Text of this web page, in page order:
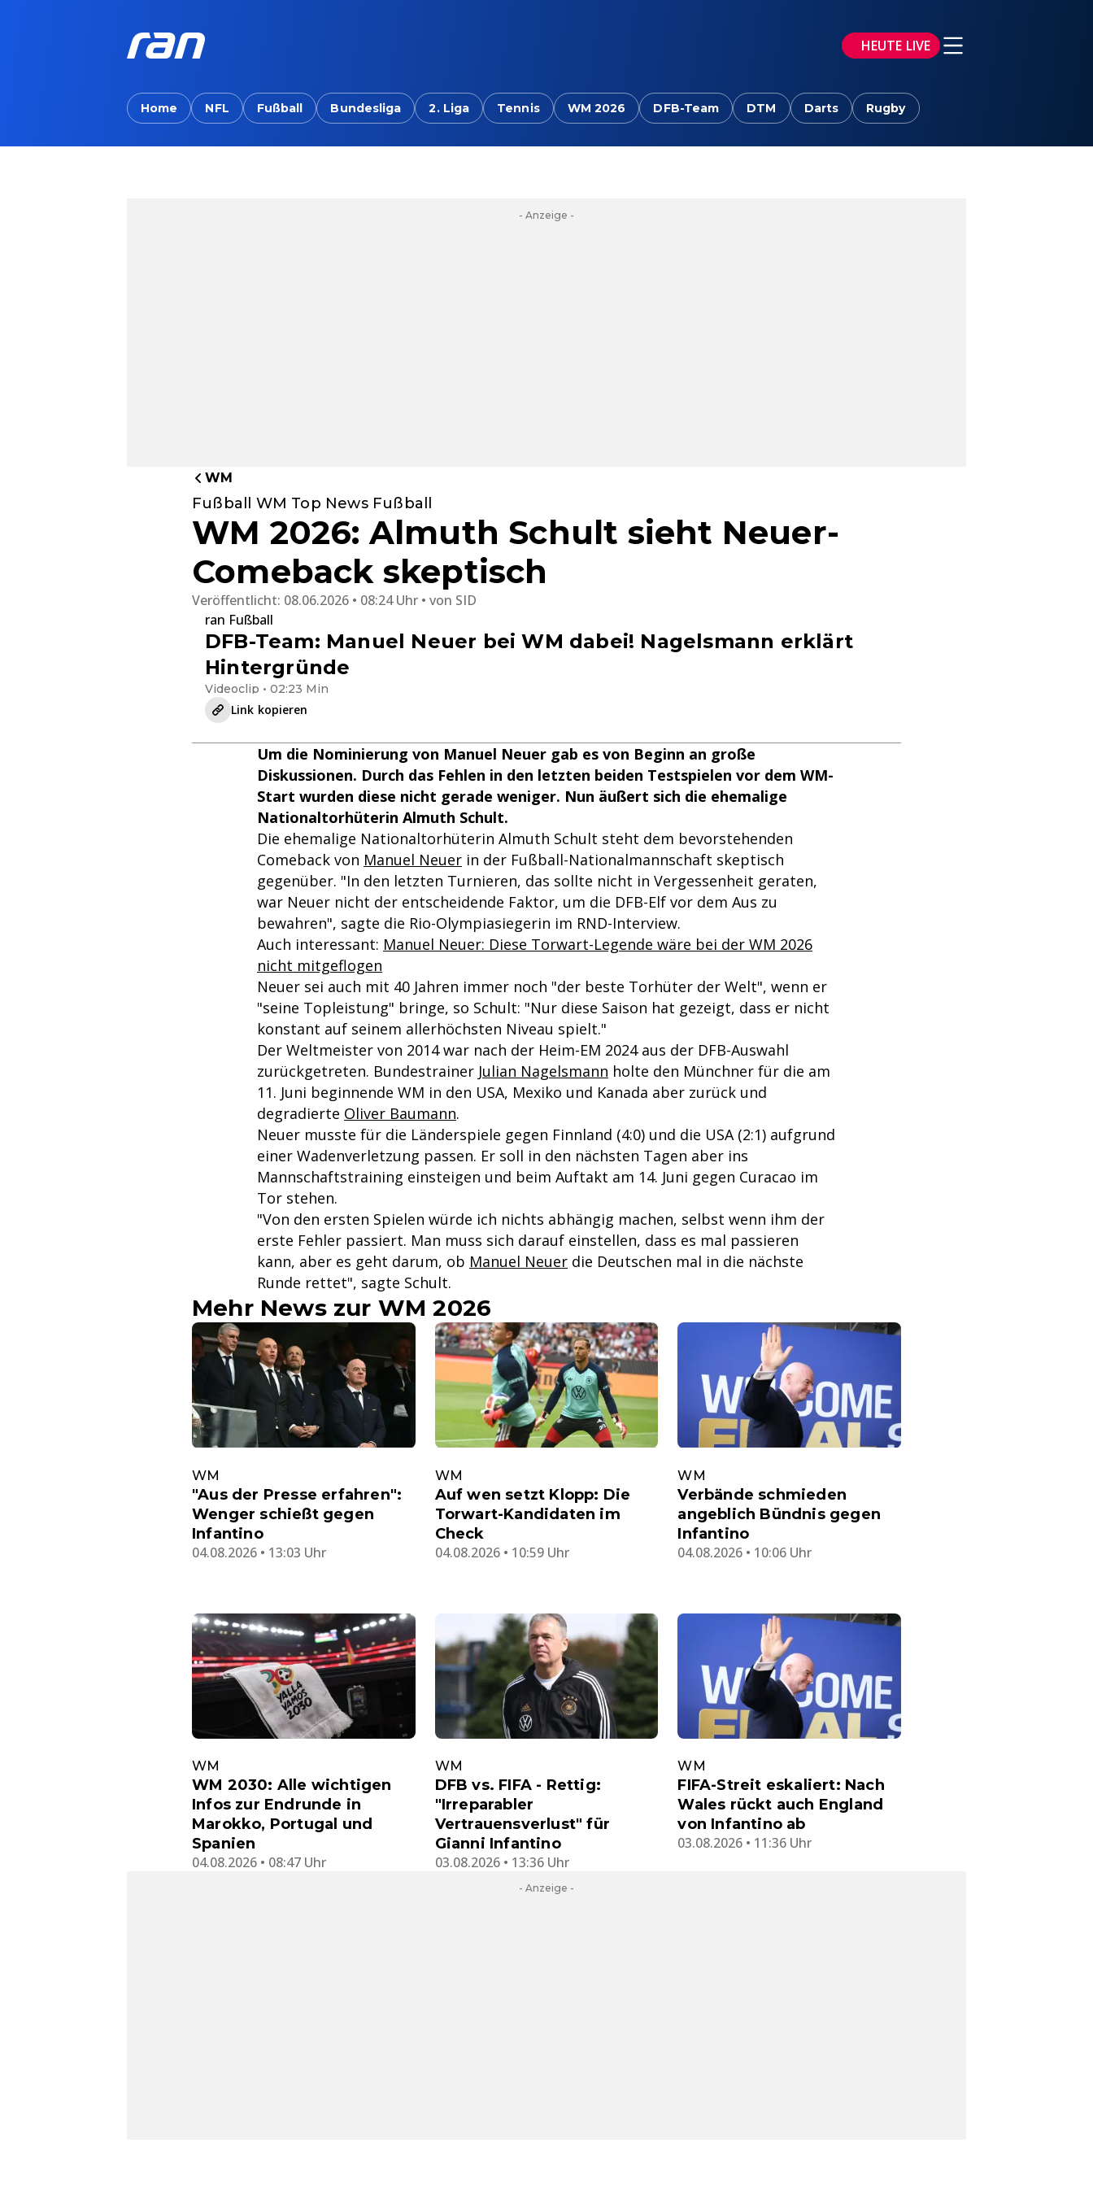
HEUTE LIVE
Home NFL Fußball Bundesliga 2. Liga Tennis WM 2026 DFB-Team DTM Darts Rugby
- Anzeige -
WM
Fußball WM Top News Fußball
WM 2026: Almuth Schult sieht Neuer-
Comeback skeptisch
Veröffentlicht: 08.06.2026 • 08:24 Uhr von SID
ran Fußball
DFB-Team: Manuel Neuer bei WM dabei! Nagelsmann erklärt
Hintergründe
Videoclip • 02:23 Min
Link kopieren
Um die Nominierung von Manuel Neuer gab es von Beginn an große
Diskussionen. Durch das Fehlen in den letzten beiden Testspielen vor dem WM-
Start wurden diese nicht gerade weniger. Nun äußert sich die ehemalige
Nationaltorhüterin Almuth Schult.
Die ehemalige Nationaltorhüterin Almuth Schult steht dem bevorstehenden
Comeback von Manuel Neuer in der Fußball-Nationalmannschaft skeptisch
gegenüber. "In den letzten Turnieren, das sollte nicht in Vergessenheit geraten,
war Neuer nicht der entscheidende Faktor, um die DFB-Elf vor dem Aus zu
bewahren", sagte die Rio-Olympiasiegerin im RND-Interview.
Auch interessant: Manuel Neuer: Diese Torwart-Legende wäre bei der WM 2026
nicht mitgeflogen
Neuer sei auch mit 40 Jahren immer noch "der beste Torhüter der Welt", wenn er
"seine Topleistung" bringe, so Schult: "Nur diese Saison hat gezeigt, dass er nicht
konstant auf seinem allerhöchsten Niveau spielt."
Der Weltmeister von 2014 war nach der Heim-EM 2024 aus der DFB-Auswahl
zurückgetreten. Bundestrainer Julian Nagelsmann holte den Münchner für die am
11. Juni beginnende WM in den USA, Mexiko und Kanada aber zurück und
degradierte Oliver Baumann.
Neuer musste für die Länderspiele gegen Finnland (4:0) und die USA (2:1) aufgrund
einer Wadenverletzung passen. Er soll in den nächsten Tagen aber ins
Mannschaftstraining einsteigen und beim Auftakt am 14. Juni gegen Curacao im
Tor stehen.
"Von den ersten Spielen würde ich nichts abhängig machen, selbst wenn ihm der
erste Fehler passiert. Man muss sich darauf einstellen, dass es mal passieren
kann, aber es geht darum, ob Manuel Neuer die Deutschen mal in die nächste
Runde rettet", sagte Schult.
Mehr News zur WM 2026
WM
"Aus der Presse erfahren":
Wenger schießt gegen
Infantino
04.08.2026 • 13:03 Uhr
WM
Auf wen setzt Klopp: Die
Torwart-Kandidaten im
Check
04.08.2026 • 10:59 Uhr
WM
Verbände schmieden
angeblich Bündnis gegen
Infantino
04.08.2026 • 10:06 Uhr
WM
WM 2030: Alle wichtigen
Infos zur Endrunde in
Marokko, Portugal und
Spanien
04.08.2026 • 08:47 Uhr
WM
DFB vs. FIFA - Rettig:
"Irreparabler
Vertrauensverlust" für
Gianni Infantino
03.08.2026 • 13:36 Uhr
WM
FIFA-Streit eskaliert: Nach
Wales rückt auch England
von Infantino ab
03.08.2026 • 11:36 Uhr
- Anzeige -